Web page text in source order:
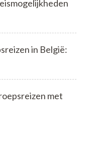
in België:
met